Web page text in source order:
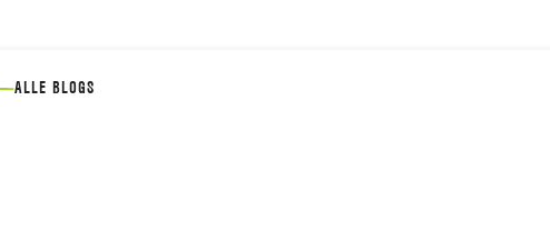
ALLE BLOGS